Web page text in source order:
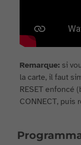
Remarque: si
la carte, il faut
RESET enfoncé
CONNECT, puis